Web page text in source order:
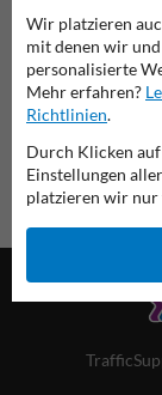
Übersicht der
Wir platzieren
mit denen wir
personalisierte
Mehr erfahren?
Richtlinien.
Durch Klicken
Einstellungen
platzieren wir nur